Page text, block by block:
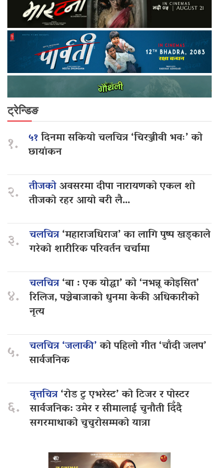
ट्रेन्डिङ
१. ५१दिनमा सकियो चलचित्र ‘चिरञ्जीवी भवः’ को
छायांकन
२. तीजकोअवसरमा दीपा नारायणको एकल शो
तीजको रहर आयो बरी लै…
३. चलचित्र‘महाराजधिराज’ का लागि पुष्प खड्काले
गरेको शारीरिक परिवर्तन चर्चामा
४.
चलचित्र‘बा : एक योद्धा’ को ‘नभन्नू कोइसित’
रिलिज, पञ्चेबाजाको धुनमा केकी अधिकारीको
नृत्य
५. चलचित्र ‘जलाकी’को पहिलो गीत ‘चाँदी जलप’
सार्वजनिक
६.
वृत्तचित्र‘रोड टु एभरेस्ट’ को टिजर र पोस्टर
सार्वजनिक: उमेर र सीमालाई चुनौती दिँदै
सगरमाथाको चुचुरोसम्मको यात्रा